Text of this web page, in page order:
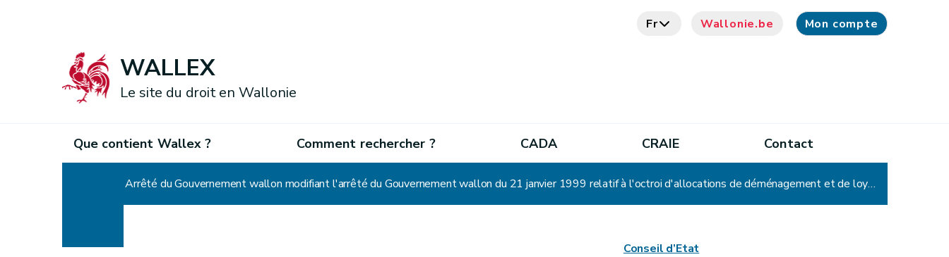
Fr Wallonie.be Mon compte
WALLEX
Le site du droit en Wallonie
Que contient Wallex ? Comment rechercher ? CADA CRAIE Contact
Arrêté du Gouvernement wallon modifiant l'arrêté du Gouvernement wallon du 21 janvier 1999 relatif à l'octroi d'allocations de déménagement et de loyer
Conseil d’Etat